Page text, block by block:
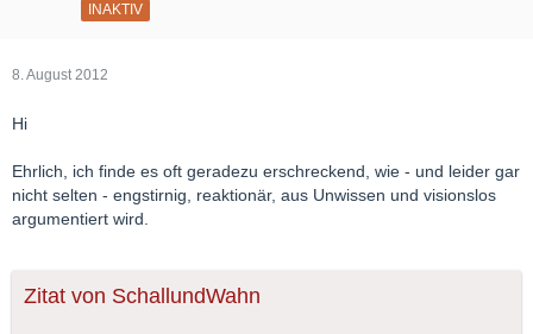
INAKTIV
8. August 2012
Hi
Ehrlich, ich finde es oft geradezu erschreckend, wie - und leider gar
nicht selten - engstirnig, reaktionär, aus Unwissen und visionslos
argumentiert wird.
Zitat von SchallundWahn